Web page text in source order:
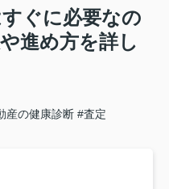
ぐに必要なの
進め方を詳し
産の健康診断 #査定